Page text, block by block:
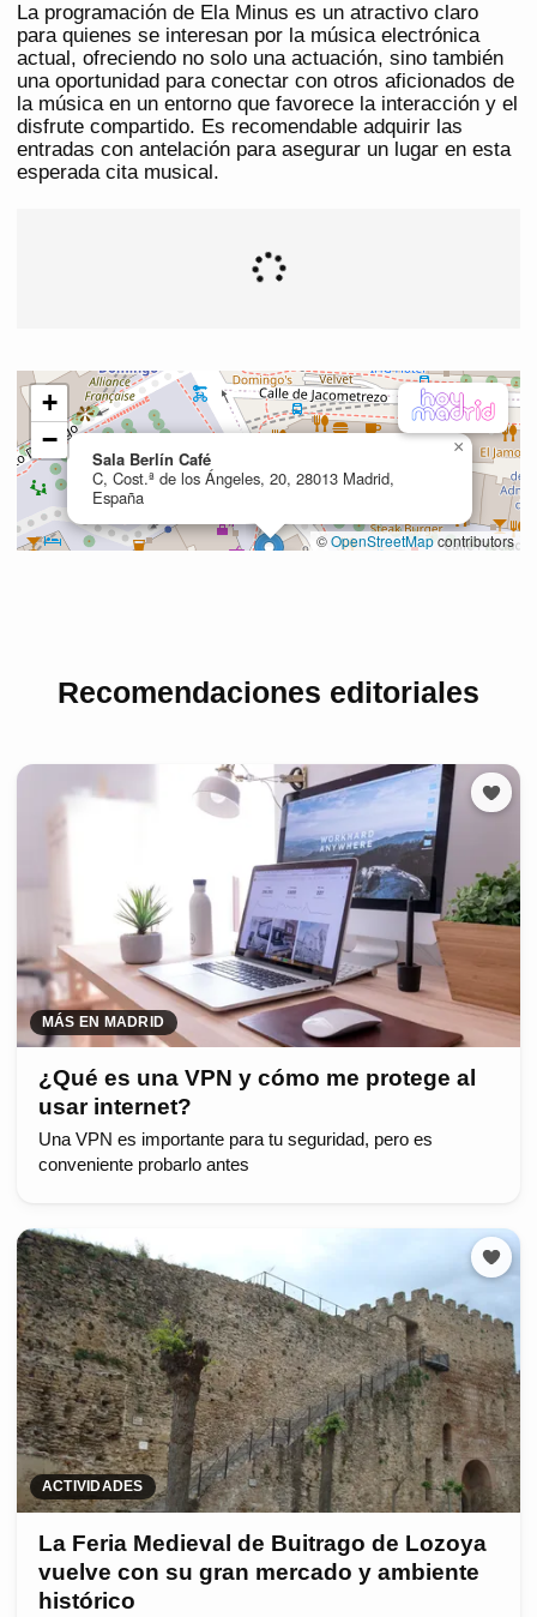
La programación de Ela Minus es un atractivo claro
para quienes se interesan por la música electrónica
actual, ofreciendo no solo una actuación, sino también
una oportunidad para conectar con otros aficionados de
la música en un entorno que favorece la interacción y el
disfrute compartido. Es recomendable adquirir las
entradas con antelación para asegurar un lugar en esta
esperada cita musical.
Recomendaciones editoriales
MÁS EN MADRID
¿Qué es una VPN y cómo me protege al
usar internet?
Una VPN es importante para tu seguridad, pero es
conveniente probarlo antes
ACTIVIDADES
La Feria Medieval de Buitrago de Lozoya
vuelve con su gran mercado y ambiente
histórico